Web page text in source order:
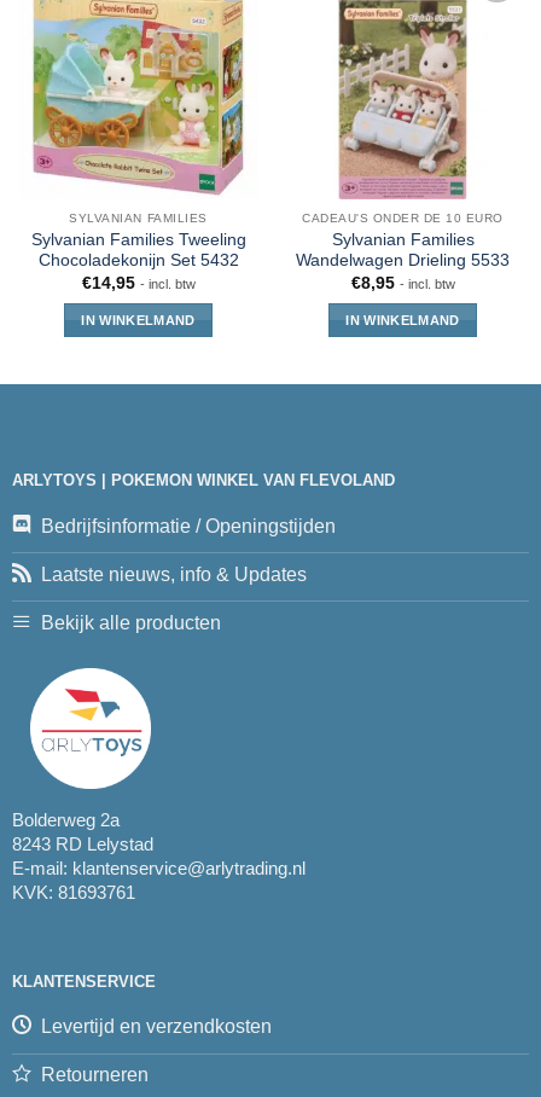
SYLVANIAN FAMILIES
Sylvanian Families Tweeling
Chocoladekonijn Set 5432
€14,95 - incl. btw
IN WINKELMAND
CADEAU'S ONDER DE 10 EURO
Sylvanian Families
Wandelwagen Drieling 5533
€8,95 - incl. btw
IN WINKELMAND
ARLYTOYS | POKEMON WINKEL VAN FLEVOLAND
Bedrijfsinformatie / Openingstijden
Laatste nieuws, info & Updates
Bekijk alle producten
Bolderweg 2a
8243 RD Lelystad
E-mail: klantenservice@arlytrading.nl
KVK: 81693761
KLANTENSERVICE
Levertijd en verzendkosten
Retourneren